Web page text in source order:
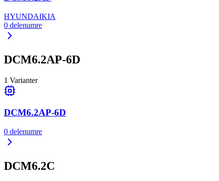
HYUNDAIKIA
0 delenumre
DCM6.2AP-6D
1 Varianter
DCM6.2AP-6D
0 delenumre
DCM6.2C